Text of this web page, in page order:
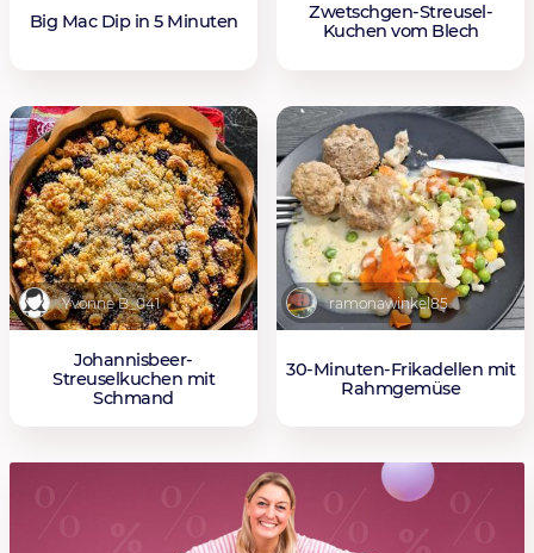
Big Mac Dip in 5 Minuten
Zwetschgen-Streusel-
Kuchen vom Blech
Yvonne B_041
Johannisbeer-
Streuselkuchen mit
Schmand
ramonawinkel85
30-Minuten-Frikadellen mit
Rahmgemüse